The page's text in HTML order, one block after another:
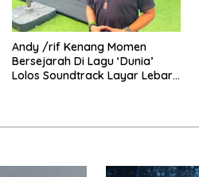
Andy /rif Kenang Momen
Bersejarah Di Lagu ‘Dunia’
Lolos Soundtrack Layar Lebar